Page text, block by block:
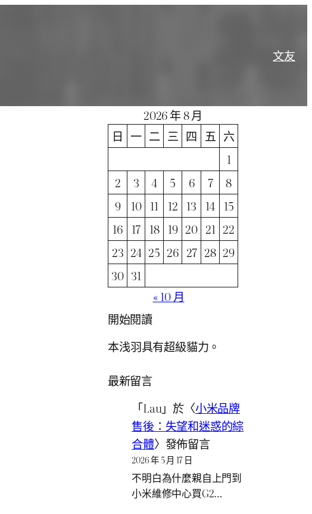
文友
2026 年 8 月
日 一 二 三 四 五 六
1
2
3 4 5 6 7
8
9
10 11 12 13 14 15
16 17 18 19 20 21 22
23 24 25 26 27 28 29
30 31
« 10 月
開始閱讀
本浅羽具有超級貓力。
最新留言
「Lau」於〈小米品牌
售後：失望和迷惑的綜
合體〉發佈留言
2026 年 5 月 17 日
不明白為什麼親自上門到
小米維修中心買G2…